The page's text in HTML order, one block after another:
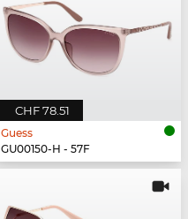
CHF 78.51
Guess
GU00150-H - 57F